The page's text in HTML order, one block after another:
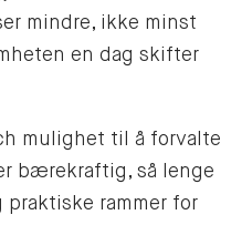
mindre, ikke minst
en dag skifter
mulighet til å forvalte
bærekraftig, så lenge
rammer for